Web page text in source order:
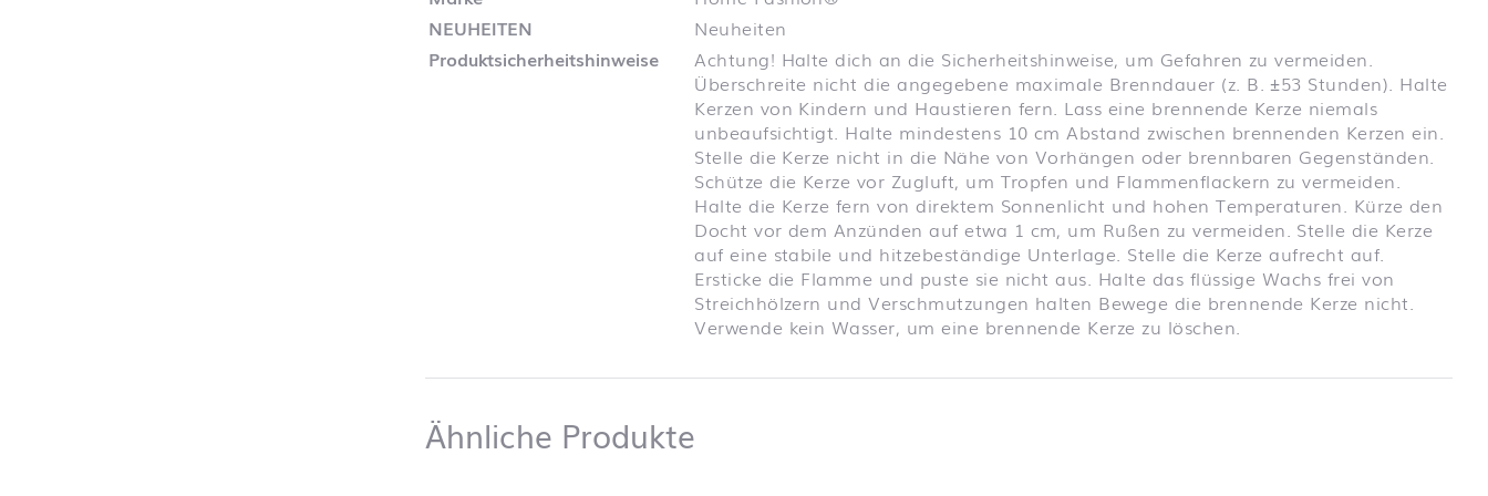
NEUHEITEN
Neuheiten
Produktsicherheitshinweise
Achtung! Halte dich an die Sicherheitshinweise, um Gefahren zu vermeiden.
Überschreite nicht die angegebene maximale Brenndauer (z. B. ±53 Stunden). Halte
Kerzen von Kindern und Haustieren fern. Lass eine brennende Kerze niemals
unbeaufsichtigt. Halte mindestens 10 cm Abstand zwischen brennenden Kerzen ein.
Stelle die Kerze nicht in die Nähe von Vorhängen oder brennbaren Gegenständen.
Schütze die Kerze vor Zugluft, um Tropfen und Flammenflackern zu vermeiden.
Halte die Kerze fern von direktem Sonnenlicht und hohen Temperaturen. Kürze den
Docht vor dem Anzünden auf etwa 1 cm, um Rußen zu vermeiden. Stelle die Kerze
auf eine stabile und hitzebeständige Unterlage. Stelle die Kerze aufrecht auf.
Ersticke die Flamme und puste sie nicht aus. Halte das flüssige Wachs frei von
Streichhölzern und Verschmutzungen halten Bewege die brennende Kerze nicht.
Verwende kein Wasser, um eine brennende Kerze zu löschen.
Ähnliche Produkte